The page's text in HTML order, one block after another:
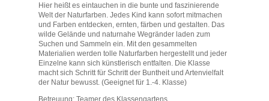
Hier heißt es eintauchen in die bunte und faszinierende
Welt der Naturfarben. Jedes Kind kann sofort mitmachen
und Farben entdecken, ernten, färben und gestalten. Das
wilde Gelände und naturnahe Wegränder laden zum
Suchen und Sammeln ein. Mit den gesammelten
Materialien werden tolle Naturfarben hergestellt und jeder
Einzelne kann sich künstlerisch entfalten. Die Klasse
macht sich Schritt für Schritt der Buntheit und Artenvielfalt
der Natur bewusst. (Geeignet für 1.-4. Klasse)
Betreuung: Teamer des Klassengartens